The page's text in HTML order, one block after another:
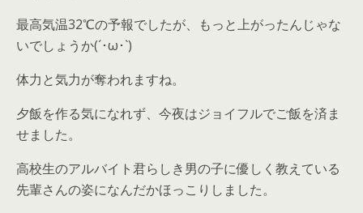
最高気温32℃の予報でしたが、もっと上がったんじゃな
いでしょうか(´･ω･`)
体力と気力が奪われますね。
夕飯を作る気になれず、今夜はジョイフルでご飯を済ま
せました。
高校生のアルバイト君らしき男の子に優しく教えている
先輩さんの姿になんだかほっこりしました。